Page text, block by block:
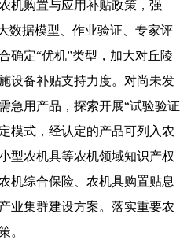
机购置与应用补贴政策，强
数据模型、作业验证、专家评
确定“优机”类型，加大对丘陵
设备补贴支持力度。对尚未发
急用产品，探索开展“试验验证
模式，经认定的产品可列入农
型农机具等农机领域知识产权
机综合保险、农机具购置贴息
业集群建设方案。落实重要农
。